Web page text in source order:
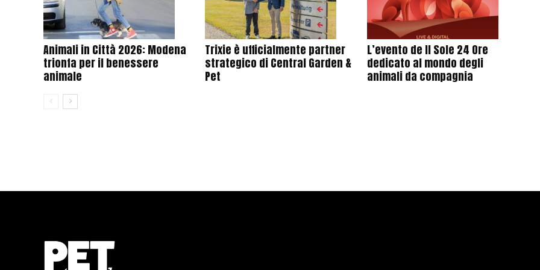
Animali in Città 2026: Modena
trionfa per il benessere
animale
Trixie è ufficialmente partner
strategico di Central Garden &
Pet
L’evento de Il Sole 24 Ore
dedicato al mondo degli
animali da compagnia